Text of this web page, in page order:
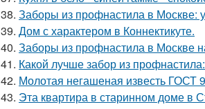
38. Заборы из профнастила в Москве:
39. Дом с характером в Коннектикуте.
40. Заборы из профнастила в Москве
41. Какой лучше забор из
42. Молотая негашеная известь ГОСТ
43. Эта квартира в старинном доме в